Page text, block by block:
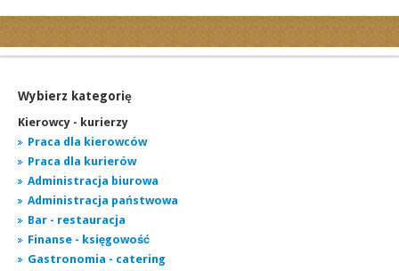
Ogłoszenia motoryzacyjne
Ogłoszenia nieruchomości
Ogłoszenia praca
Ogłoszenia turystyka
Ogłoszenia towarzyskie
Regiony
miasta...
Wybierz kategorię
Kierowcy - kurierzy
Praca dla kierowców
Praca dla kurierów
Administracja biurowa
Administracja państwowa
Bar - restauracja
Finanse - księgowość
Gastronomia - catering